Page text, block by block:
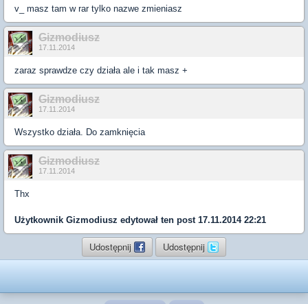
v_ masz tam w rar tylko nazwe zmieniasz
Gizmodiusz
17.11.2014
zaraz sprawdze czy działa ale i tak masz +
Gizmodiusz
17.11.2014
Wszystko działa. Do zamknięcia
Gizmodiusz
17.11.2014
Thx
Użytkownik Gizmodiusz edytował ten post 17.11.2014 22:21
Udostępnij Udostępnij